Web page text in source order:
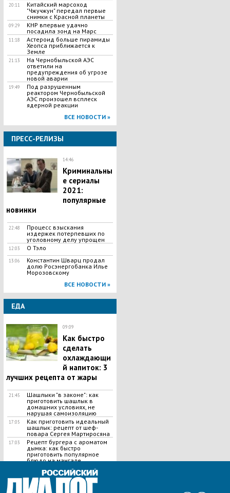
20:11
Китайский марсоход
"Чжучжун" передал первые
снимки с Красной планеты
09:29
КНР впервые удачно
посадила зонд на Марс
11:18
Астероид больше пирамиды
Хеопса приближается к
Земле
21:13
На Чернобыльской АЭС
ответили на
предупреждения об угрозе
новой аварии
19:49
Под разрушенным
реактором Чернобыльской
АЭС произошел всплеск
ядерной реакции
ВСЕ НОВОСТИ »
ПРЕСС-РЕЛИЗЫ
14:46
Криминальны
е сериалы
2021:
популярные
новинки
22:48
Процесс взыскания
издержек потерпевших по
уголовному делу упрощен
12:03 О Тэло
13:06
Константин Шварц продал
долю Росэнергобанка Илье
Морозовскому
ВСЕ НОВОСТИ »
ЕДА
09:09
Как быстро
сделать
охлаждающи
й напиток: 3
лучших рецепта от жары
21:45
Шашлыки "в законе": как
приготовить шашлык в
домашних условиях, не
нарушая самоизоляцию
17:05
Как приготовить идеальный
шашлык​: рецепт от шеф-
повара Сергея Мартиросяна
17:03
Рецепт бургера с ароматом
дымка: как быстро
приготовить популярное
блюдо на мангале
ВСЕ НОВОСТИ »